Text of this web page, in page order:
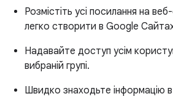
Розмістіть усі посилання на
легко створити в Google
Надавайте доступ усім
вибраній групі.
Швидко знаходьте інформацію